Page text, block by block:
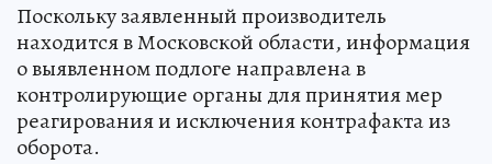
Поскольку заявленный производитель
находится в Московской области, информация
о выявленном подлоге направлена в
контролирующие органы для принятия мер
реагирования и исключения контрафакта из
оборота.